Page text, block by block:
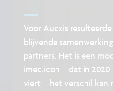
Voor Aucxis
blijvende
partners. Het is een
imec.icon – dat in 2020
viert – het verschil kan